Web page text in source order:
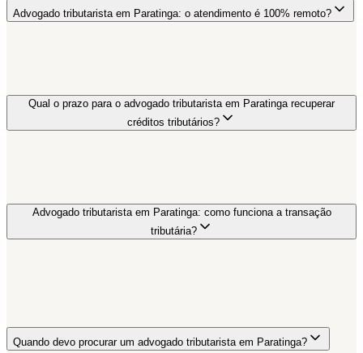
Advogado tributarista em Paratinga: o atendimento é 100% remoto?
Qual o prazo para o advogado tributarista em Paratinga recuperar
créditos tributários?
Advogado tributarista em Paratinga: como funciona a transação
tributária?
Quando devo procurar um advogado tributarista em Paratinga?